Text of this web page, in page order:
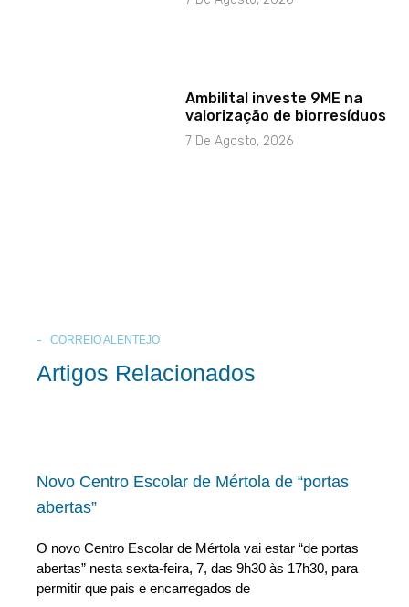
Ambilital investe 9ME na
valorização de biorresíduos
7 De Agosto, 2026
CORREIO ALENTEJO
Artigos Relacionados
Novo Centro Escolar de Mértola de “portas
abertas”
O novo Centro Escolar de Mértola vai estar “de portas
abertas” nesta sexta-feira, 7, das 9h30 às 17h30, para
permitir que pais e encarregados de